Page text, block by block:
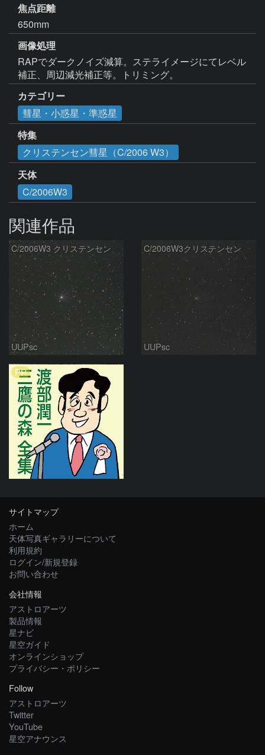
焦点距離
650mm
画像処理
RAPでダークノイズ減算。ステライメージにてレベル
補正、周辺減光補正等。トリミング。
カテゴリー
彗星・小惑星・準惑星
特集
クリステンセン彗星（C/2006 W3）
天体
C/2006W3
関連作品
C/2006W3 クリステンセン
UUPsc
C/2006W3クリステンセン
UUPsc
PR
サイトマップ
ホーム
天体写真ギャラリーについて
利用規約
ログイン/新規登録
お問い合わせ
会社情報
アストロアーツ
製品情報
星ナビ
星空ガイド
オンラインショップ
プライバシー・ポリシー
Follow
アストロアーツ
Twitter
YouTube
星空アナウンス